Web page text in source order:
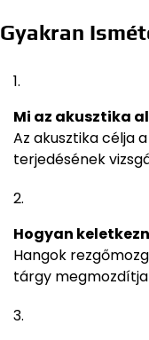
Gyakran
Mi az akusztika
Az akusztika célja
terjedésének
Hogyan
Hangok
tárgy